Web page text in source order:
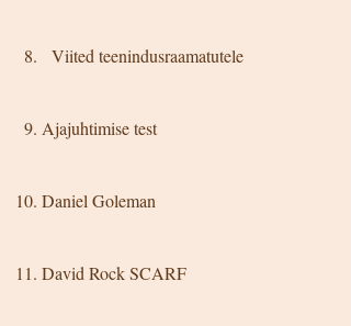
Viited teenindusraamatutele
Ajajuhtimise test
Daniel Goleman
David Rock SCARF